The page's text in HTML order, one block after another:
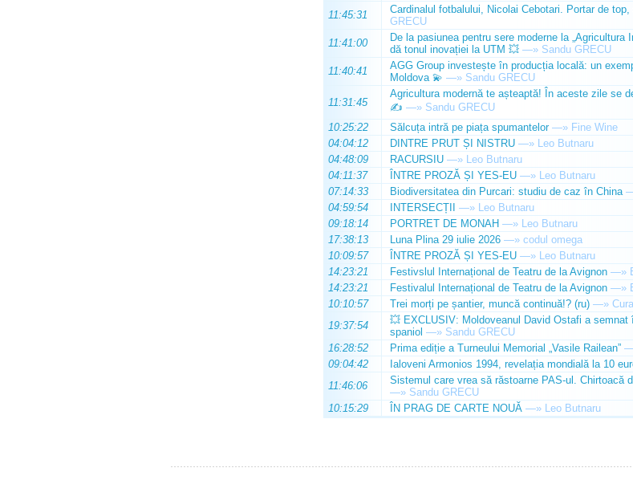
11:45:31
Cardinalul fotbalului, Nicolai Cebotari. Portar de
GRECU
11:41:00
De la pasiunea pentru sere moderne la
dă tonul inovației la UTM 💥 —» Sandu GRECU
11:40:41
AGG Group investește în producția locală: un
Moldova 💫 —» Sandu GRECU
11:31:45
Agricultura modernă te așteaptă! În aceste zile se
✍️ —» Sandu GRECU
10:25:22
Sălcuța intră pe piața spumantelor —» Fine Wine
04:04:12
DINTRE PRUT ȘI NISTRU —» Leo Butnaru
04:48:09
RACURSIU —» Leo Butnaru
04:11:37
ÎNTRE PROZĂ ȘI YES-EU —» Leo Butnaru
07:14:33
Biodiversitatea din Purcari: studiu de caz în China
04:59:54
INTERSECȚII —» Leo Butnaru
09:18:14
PORTRET DE MONAH —» Leo Butnaru
17:38:13
Luna Plina 29 iulie 2026 —» codul omega
10:09:57
ÎNTRE PROZĂ ȘI YES-EU —» Leo Butnaru
14:23:21
Festivslul Internațional de Teatru de la Avignon —»
14:23:21
Festivalul Internațional de Teatru de la Avignon —»
10:10:57
Trei morți pe șantier, muncă continuă!? (ru) —»
19:37:54
💥 EXCLUSIV: Moldoveanul David Ostafi a
spaniol —» Sandu GRECU
16:28:52
Prima ediție a Turneului Memorial „Vasile Railean”
09:04:42
Ialoveni Armonios 1994, revelația mondială la 10
11:46:06
Sistemul care vrea să răstoarne PAS-ul. Chirtoacă
—» Sandu GRECU
10:15:29
ÎN PRAG DE CARTE NOUĂ —» Leo Butnaru